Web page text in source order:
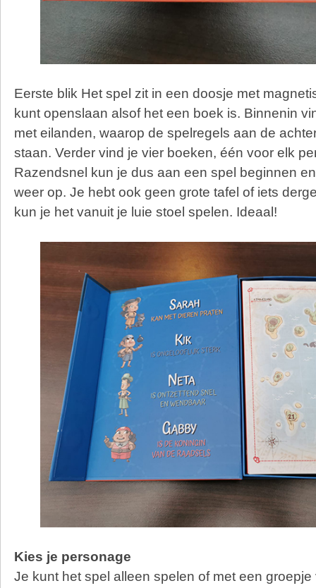
Eerste blik Het spel zit in een doosje met
kunt openslaan alsof het een boek is. Binnenin
met eilanden, waarop de spelregels aan de
staan. Verder vind je vier boeken, één voor elk
Razendsnel kun je dus aan een spel beginnen
weer op. Je hebt ook geen grote tafel of iets
kun je het vanuit je luie stoel spelen. Ideaal!
Kies je personage
Je kunt het spel alleen spelen of met een